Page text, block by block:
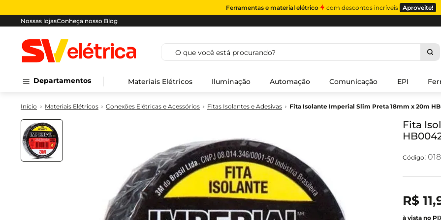
Ferramentas e material elétrico com descontos incríveis Aproveite!
Nossas lojasConheça nosso Blog
O que você está procurando?
Departamentos Materiais Elétricos Iluminação Automação Comunicação EPI
Materiais Elétricos Conexões Elétricas e Acessórios Fitas Isolantes e Adesivas Fita Isolante Imperial Slim Preta 18mm x 20m
Fita
:
R$ 11,